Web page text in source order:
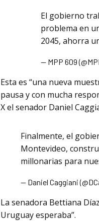
El gobierno
problema en
2045, ahorra
— MPP 609
Esta es “una nueva
pausa y con mucha
X el senador Daniel
Finalmente, el
Montevideo,
millonarias para
— Daniel Caggiani
La senadora Bettiana
Uruguay esperaba”.